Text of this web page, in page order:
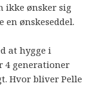
ikke ønsker sig
en ønskeseddel.
at hygge i
4 generationer
Hvor bliver Pelle